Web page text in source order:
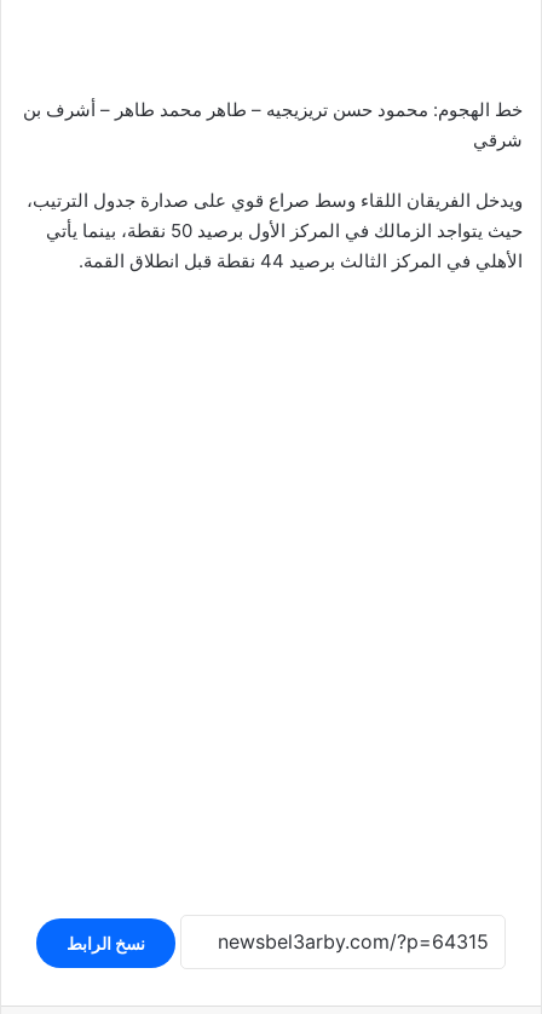
خط الهجوم: محمود حسن تريزيجيه – طاهر محمد طاهر – أشرف بن
شرقي
ويدخل الفريقان اللقاء وسط صراع قوي على صدارة جدول الترتيب،
حيث يتواجد الزمالك في المركز الأول برصيد 50 نقطة، بينما يأتي
الأهلي في المركز الثالث برصيد 44 نقطة قبل انطلاق القمة.
نسخ الرابط